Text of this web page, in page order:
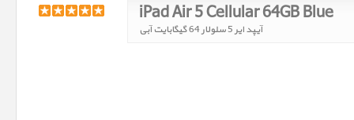
iPad Air 5 Cellular 64GB Blue
آیپد ایر 5 سلولار 64 گیگابایت آبی